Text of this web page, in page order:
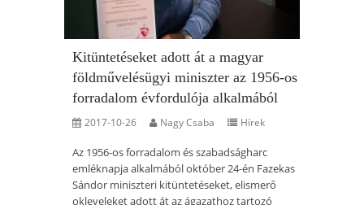
Kitüntetéseket adott át a magyar
földművelésügyi miniszter az 1956-os
forradalom évfordulója alkalmából
2017-10-26 Nagy Csaba Hírek
Az 1956-os forradalom és szabadságharc
emléknapja alkalmából október 24-én Fazekas
Sándor miniszteri kitüntetéseket, elismerő
okleveleket adott át az ágazathoz tartozó